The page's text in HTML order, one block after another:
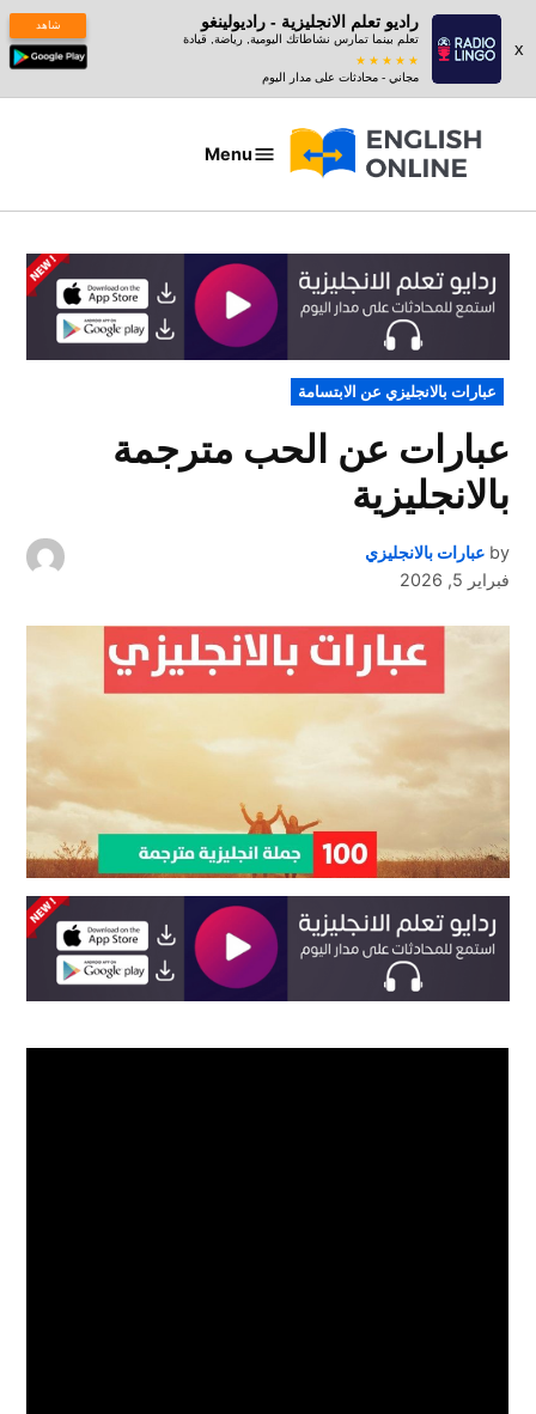
x
راديو تعلم الانجليزية - راديولينغو
تعلم بينما تمارس نشاطاتك اليومية, رياضة, قيادة
مجاني - محادثات على مدار اليوم
شاهد
عبارات
Menu
POSTED
IN
عبارات بالانجليزي عن الابتسامة
عبارات عن الحب مترجمة
بالانجليزية
by عبارات بالانجليزي
فبراير 5, 2026